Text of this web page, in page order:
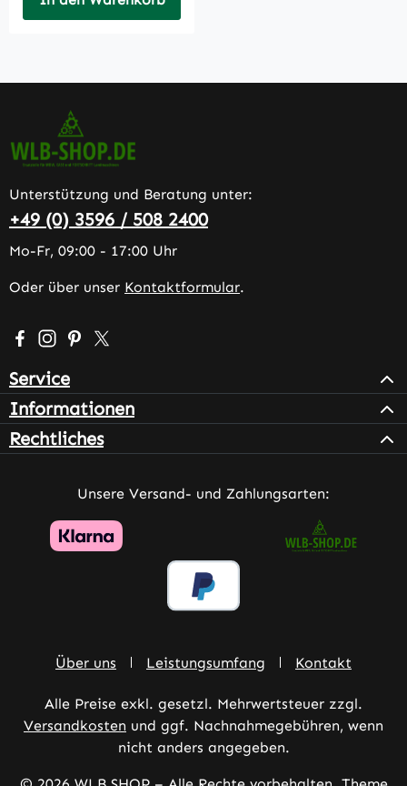
Unterstützung und Beratung unter:
+49 (0) 3596 / 508 2400
Mo-Fr, 09:00 - 17:00 Uhr
Oder über unser Kontaktformular.
Besuche uns auf Facebook – öffnet in neuem Tab
Schau auf Instagram vorbei – öffnet in neuem Tab
Lass dich auf Pinterest inspirieren – öffnet in
Folge uns auf X – öffnet in neuem Tab
Service
Informationen
Rechtliches
Unsere Versand- und Zahlungsarten:
Über uns Leistungsumfang Kontakt
Alle Preise exkl. gesetzl. Mehrwertsteuer zzgl.
Versandkosten und ggf. Nachnahmegebühren, wenn
nicht anders angegeben.